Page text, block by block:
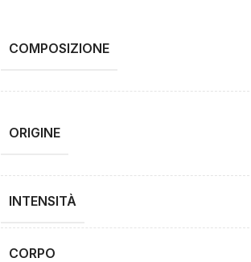
COMPOSIZIONE
ORIGINE
INTENSITÀ
CORPO